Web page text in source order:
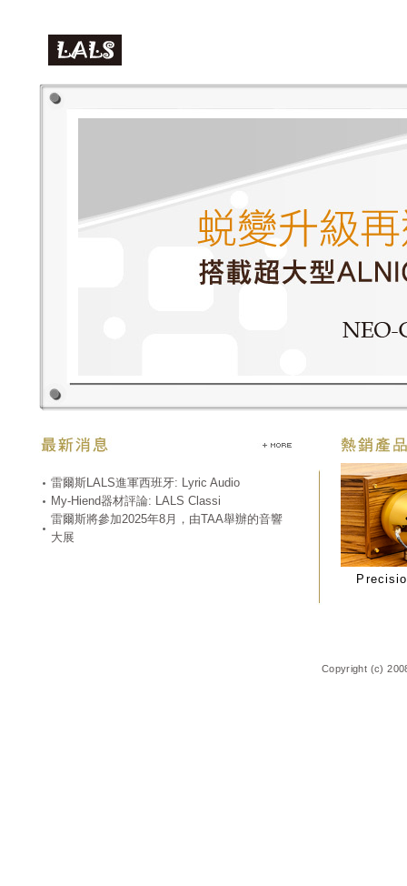
雷爾斯LALS進軍西班牙: Lyric Audio
My-Hiend器材評論: LALS Classi
雷爾斯將參加2025年8月，由TAA舉辦的音響
大展
Copyright (c)